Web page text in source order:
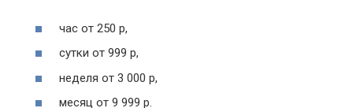
час от 250 р,
сутки от 999 р,
неделя от 3 000 р,
месяц от 9 999 р.